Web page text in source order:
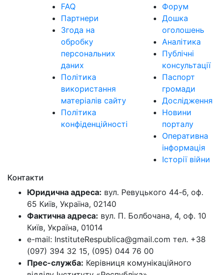
FAQ
Партнери
Згода на
обробку
персональних
даних
Політика
використання
матеріалів сайту
Політика
конфіденційності
Форум
Дошка
оголошень
Аналітика
Публічні
консультації
Паспорт
громади
Дослідження
Новини
порталу
Оперативна
інформація
Історії війни
Контакти
Юридична адреса: вул. Ревуцького 44-б, оф.
65 Київ, Україна, 02140
Фактична адреса: вул. П. Болбочана, 4, оф. 10
Київ, Україна, 01014
e-mail: InstituteRespublica@gmail.com тел. +38
(097) 394 32 15, (095) 044 76 00
Прес-служба: Керівниця комунікаційного